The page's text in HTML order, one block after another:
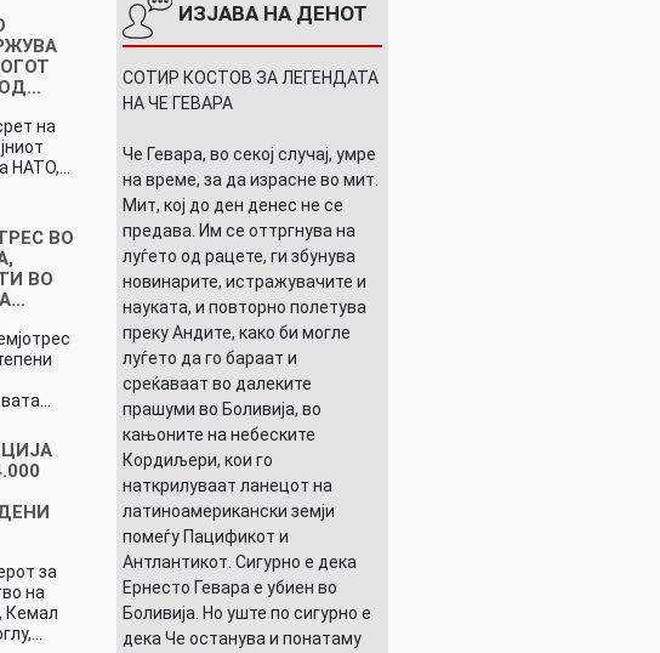
на
НАТО,…
ВО
ВО
за
на
Кемал
ИЗЈАВА НА ДЕНОТ
СОТИР КОСТОВ ЗА ЛЕГЕНДАТА
НА ЧЕ ГЕВАРА
Че Гевара, во секој случај, умре
на време, за да израсне во мит.
Мит, кој до ден денес не се
предава. Им се оттргнува на
луѓето од рацете, ги збунува
новинарите, истражувачите и
науката, и повторно полетува
преку Андите, како би могле
луѓето да го бараат и
среќаваат во далеките
прашуми во Боливија, во
кањоните на небеските
Кордиљери, кои го
наткрилуваат ланецот на
латиноамерикански земји
помеѓу Пацификот и
Антлантикот. Сигурно е дека
Ернесто Гевара е убиен во
Боливија. Но уште по сигурно е
дека Че останува и понатаму